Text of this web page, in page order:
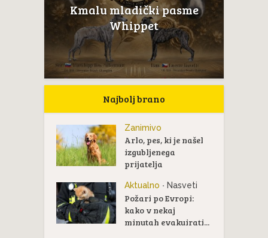
Kmalu mladički pasme
Whippet
Najbolj brano
Zanimivo
Arlo, pes, ki je našel
izgubljenega
prijatelja
Aktualno • Nasveti
Požari po Evropi:
kako v nekaj
minutah evakuirati...